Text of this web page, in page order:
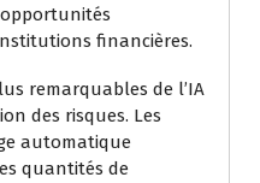
opportunités
financières.
remarquables de l’IA
des risques. Les
automatique
quantités de